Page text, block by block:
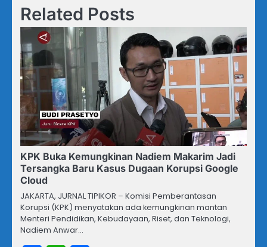
Related Posts
KPK Buka Kemungkinan Nadiem Makarim Jadi
Tersangka Baru Kasus Dugaan Korupsi Google
Cloud
JAKARTA, JURNAL TIPIKOR – Komisi Pemberantasan
Korupsi (KPK) menyatakan ada kemungkinan mantan
Menteri Pendidikan, Kebudayaan, Riset, dan Teknologi,
Nadiem Anwar…